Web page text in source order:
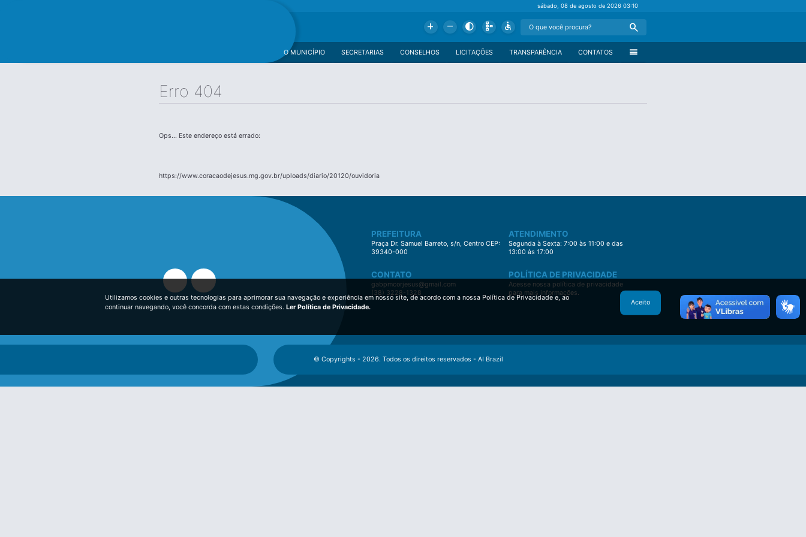
sábado, 08 de agosto de 202603:10
Add Remove Contrast Schema Accessible Search
menu
CONTATOS
TRANSPARÊNCIA
LICITAÇÕES
CONSELHOS
SECRETARIAS
O MUNICÍPIO
Erro 404
Ops... Este endereço está errado:
https://www.coracaodejesus.mg.gov.br/uploads/diario/20120/ouvidoria
PREFEITURA
Praça Dr. Samuel Barreto, s/n, Centro CEP:
39340-000
ATENDIMENTO
Segunda à Sexta: 7:00 às 11:00 e das
13:00 às 17:00
CONTATO
gabpmcorjesus@gmail.com
(38) 3228-1328
POLÍTICA DE PRIVACIDADE
Acesse nossa política de privacidade
para mais informações.
© Copyrights - 2026. Todos os direitos reservados - AI Brazil
Utilizamos cookies e outras tecnologias para aprimorar sua navegação e experiência em nosso site, de acordo com a nossa Política de Privacidade e, ao
continuar navegando, você concorda com estas condições. Ler Política de Privacidade.
Aceito